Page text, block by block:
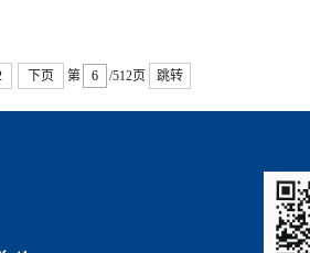
下页 第 /512页 跳转